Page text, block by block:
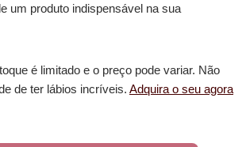
um produto indispensável na sua
é limitado e o preço pode variar. Não
de ter lábios incríveis. Adquira o seu agora